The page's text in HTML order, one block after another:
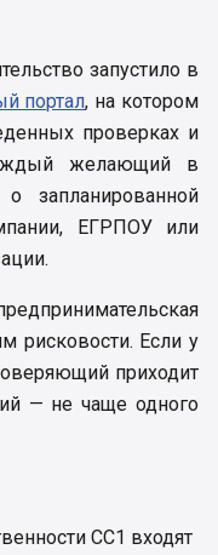
запустило в
портал, на котором
проверках и
желающий в
запланированной
ЕГРПОУ или
рисковости. Если у
приходит
— не чаще одного
СС1 входят